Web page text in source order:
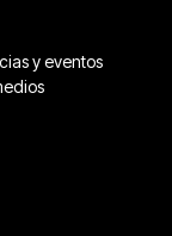
y eventos